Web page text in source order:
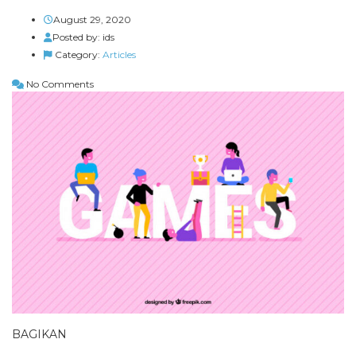
August 29, 2020
Posted by: ids
Category: Articles
No Comments
BAGIKAN